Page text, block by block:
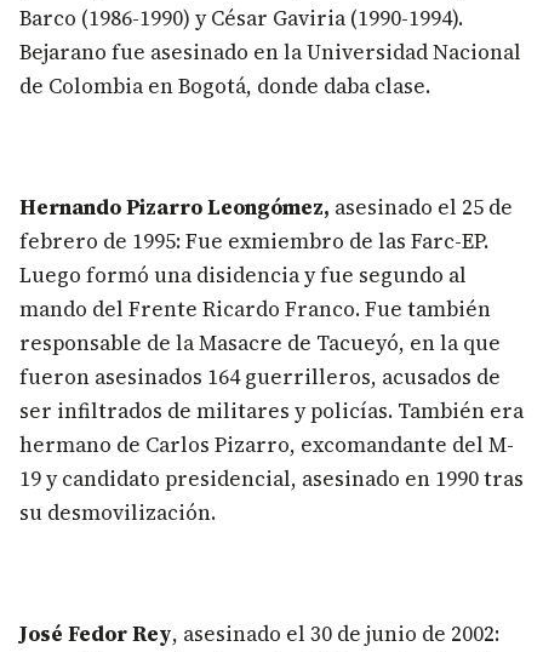
Barco (1986-1990) y César Gaviria (1990-1994).
Bejarano fue asesinado en la Universidad Nacional
de Colombia en Bogotá, donde daba clase.
Hernando Pizarro Leongómez, asesinado el 25 de
febrero de 1995: Fue exmiembro de las Farc-EP.
Luego formó una disidencia y fue segundo al
mando del Frente Ricardo Franco. Fue también
responsable de la Masacre de Tacueyó, en la que
fueron asesinados 164 guerrilleros, acusados de
ser infiltrados de militares y policías. También era
hermano de Carlos Pizarro, excomandante del M-
19 y candidato presidencial, asesinado en 1990 tras
su desmovilización.
José Fedor Rey, asesinado el 30 de junio de 2002: